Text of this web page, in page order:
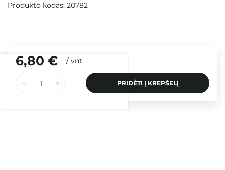
6,80 € / vnt.
PRIDĖTI Į KREPŠELĮ
Produkto kodas: 20782